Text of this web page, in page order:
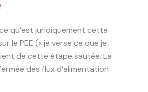
qu’est juridiquement cette
le PEE (« je verse ce que je
de cette étape sautée. La
des flux d’alimentation